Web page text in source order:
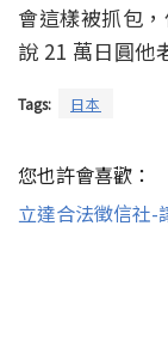
會這樣被抓包
說 21 萬日圓他
Tags: 日本
您也許會喜歡：
立達合法徵信社-